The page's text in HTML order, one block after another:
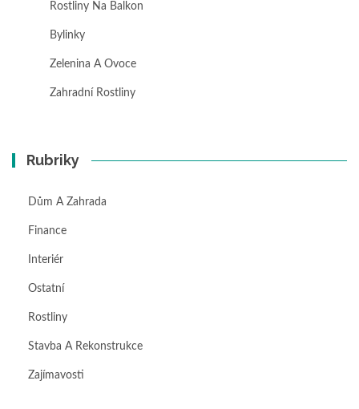
Rostliny Na Balkon
Bylinky
Zelenina A Ovoce
Zahradní Rostliny
Rubriky
Dům A Zahrada
Finance
Interiér
Ostatní
Rostliny
Stavba A Rekonstrukce
Zajímavosti